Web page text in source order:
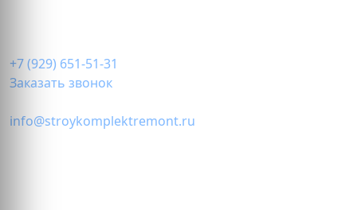
+7 (929) 651-51-31
Заказать звонок
info@stroykomplektremont.ru